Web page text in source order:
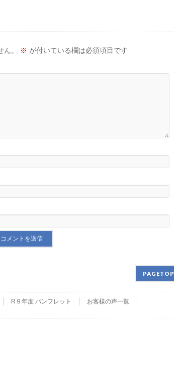
。 ※ が付いている欄は必須項目です
PAGETOP
R９年度 パンフレット
お客様の声一覧